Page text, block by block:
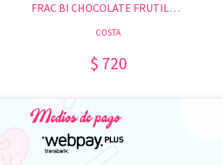
FRAC BI CHOCOLATE FRUTILA 110 GR.
COSTA
$ 720
Medios de pago